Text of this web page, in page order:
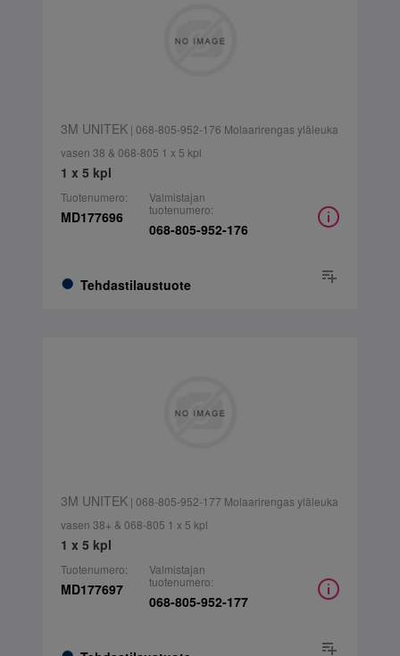
3M UNITEK| 068-805-952-176 Molaarirengas yläleuka
vasen 38 & 068-805 1 x 5 kpl
1 x 5 kpl
Tuotenumero:
MD177696
Tehdastilaustuote
Valmistajan
tuotenumero:
068-805-952-176
3M UNITEK| 068-805-952-177 Molaarirengas yläleuka
vasen 38+ & 068-805 1 x 5 kpl
1 x 5 kpl
Tuotenumero:
MD177697
Valmistajan
tuotenumero:
068-805-952-177